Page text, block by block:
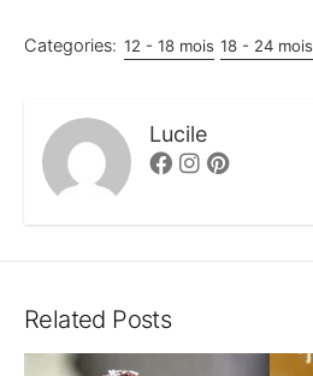
Categories: 12 - 18 mois 18 - 24 mois
Lucile
FacebookInstagram
Pinterest
Related Posts